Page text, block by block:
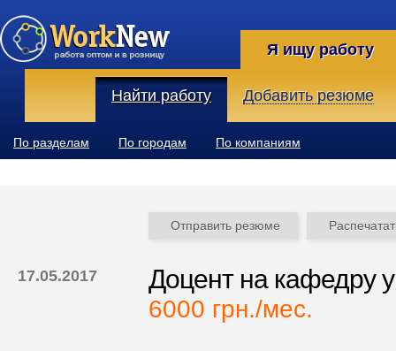
Я ищу работу
Найти работу Добавить резюме
По разделам По городам По компаниям
Отправить резюме
17.05.2017 Доцент на кафедру
6000 грн./мес.